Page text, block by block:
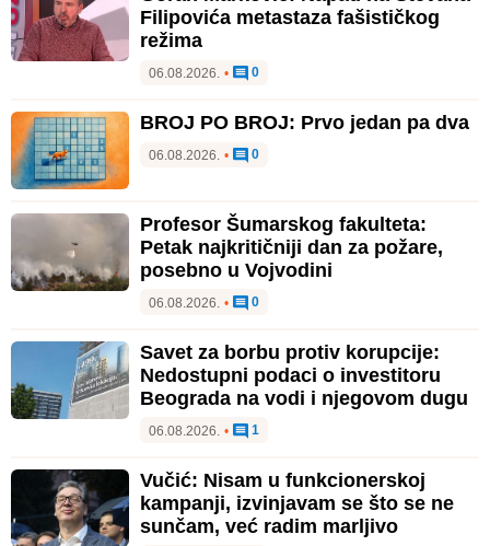
Filipovića metastaza fašističkog
režima
06.08.2026. • 0
BROJ PO BROJ: Prvo jedan pa dva
06.08.2026. • 0
Profesor Šumarskog fakulteta:
Petak najkritičniji dan za požare,
posebno u Vojvodini
06.08.2026. • 0
Savet za borbu protiv korupcije:
Nedostupni podaci o investitoru
Beograda na vodi i njegovom dugu
06.08.2026. • 1
Vučić: Nisam u funkcionerskoj
kampanji, izvinjavam se što se ne
sunčam, već radim marljivo